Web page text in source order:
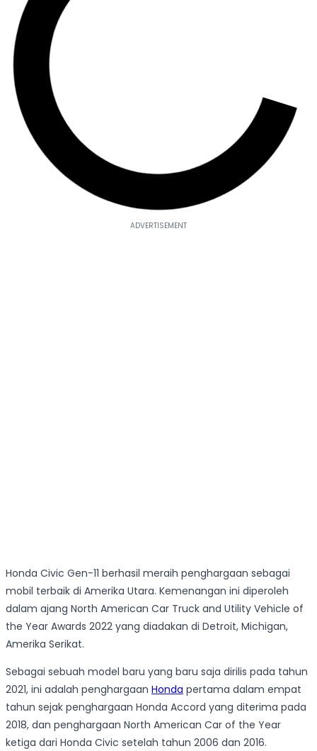
Honda Civic Gen-11 berhasil meraih penghargaan sebagai
mobil terbaik di Amerika Utara. Kemenangan ini diperoleh
dalam ajang North American Car Truck and Utility Vehicle of
the Year Awards 2022 yang diadakan di Detroit, Michigan,
Amerika Serikat.
Sebagai sebuah model baru yang baru saja dirilis pada tahun
2021, ini adalah penghargaan Honda pertama dalam empat
tahun sejak penghargaan Honda Accord yang diterima pada
2018, dan penghargaan North American Car of the Year
ketiga dari Honda Civic setelah tahun 2006 dan 2016.